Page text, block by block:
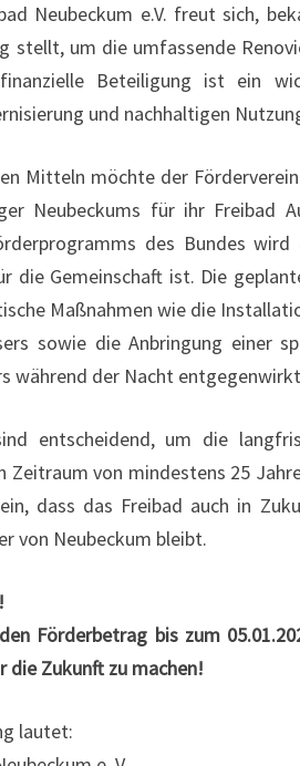
Neubeckum e.V. freut sich,
stellt, um die umfassende
Beteiligung ist ein
und nachhaltigen
Mitteln möchte der
Neubeckums für ihr Freibad
des Bundes
die Gemeinschaft ist. Die
Maßnahmen wie die
sowie die Anbringung einer
während der Nacht
entscheidend, um die
Zeitraum von mindestens 25
dass das Freibad auch in
von Neubeckum bleibt.
Förderbetrag bis zum
Zukunft zu machen!
lautet: